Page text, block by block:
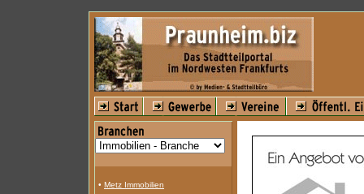
• Metz Immobilien